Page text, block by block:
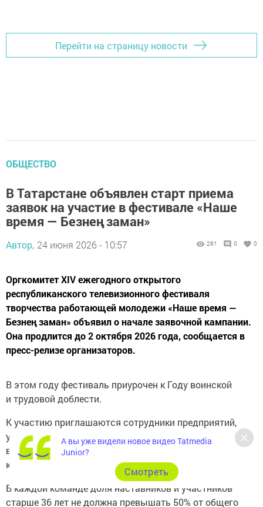
Перейти на страницу новости
ОБЩЕСТВО
В Татарстане объявлен старт приема
заявок на участие в фестивале «Наше
время — Безнең заман»
Автор, 24 июня 2026 - 10:57 261 0 0
Оргкомитет XIV ежегодного открытого
республиканского телевизионного фестиваля
творчества работающей молодежи «Наше время —
Безнең заман» объявил о начале заявочной кампании.
Она продлится до 2 октября 2026 года, сообщается в
пресс-релизе организаторов.
В этом году фестиваль приурочен к Году воинской
и трудовой доблести.
К участию приглашаются сотрудники предприятий,
учреждений и организаций Республики Татарстан
в возрасте от 18 до 35 лет. Участники могут выступать
как индивидуально, так и в составе команд.
В каждой команде доля наставников и участников
старше 36 лет не должна превышать 50% от общего
А вы уже видели новое видео Tatmedia
Junior?
Cмотреть